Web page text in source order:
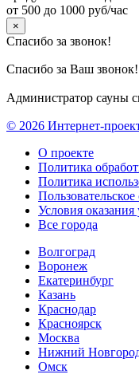
от 500 до 1000 руб/час
×
Спасибо за звонок!
Спасибо за Ваш звонок!
Администратор сауны
© 2026 Интернет-
О проекте
Политика
Политика
Условия оказания
Все города
Волгоград
Воронеж
Екатеринбург
Казань
Краснодар
Красноярск
Москва
Нижний
Омск